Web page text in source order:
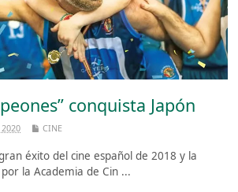
conquista Japón
CINE
éxito del cine español de 2018 y la
la Academia de Cin ...